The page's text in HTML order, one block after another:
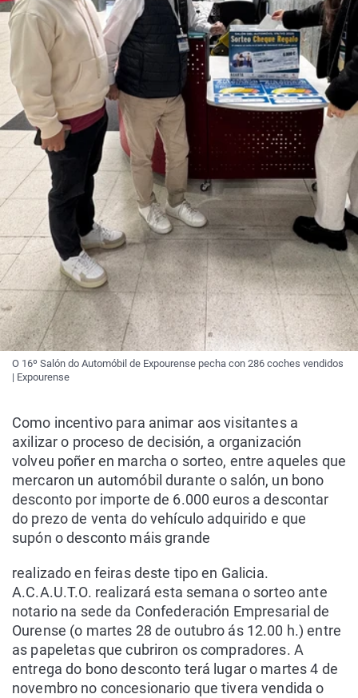
O 16º Salón do Automóbil de Expourense pecha con 286 coches vendidos
| Expourense
Como incentivo para animar aos visitantes a
axilizar o proceso de decisión, a organización
volveu poñer en marcha o sorteo, entre aqueles que
mercaron un automóbil durante o salón, un bono
desconto por importe de 6.000 euros a descontar
do prezo de venta do vehículo adquirido e que
supón o desconto máis grande
realizado en feiras deste tipo en Galicia.
A.C.A.U.T.O. realizará esta semana o sorteo ante
notario na sede da Confederación Empresarial de
Ourense (o martes 28 de outubro ás 12.00 h.) entre
as papeletas que cubriron os compradores. A
entrega do bono desconto terá lugar o martes 4 de
novembro no concesionario que tivera vendida o